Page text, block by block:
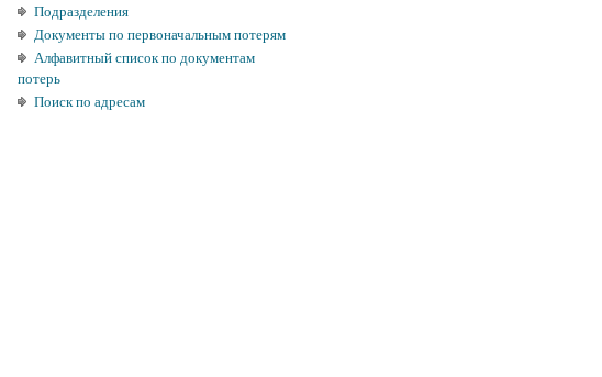
Подразделения
Документы по первоначальным потерям
Алфавитный список по документам
потерь
Поиск по адресам